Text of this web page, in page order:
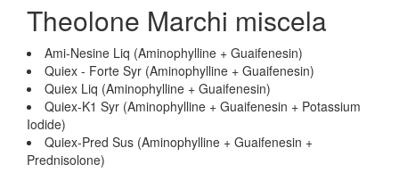
Theolone Marchi miscela
Ami-Nesine Liq (Aminophylline + Guaifenesin)
Quiex - Forte Syr (Aminophylline + Guaifenesin)
Quiex Liq (Aminophylline + Guaifenesin)
Quiex-K1 Syr (Aminophylline + Guaifenesin + Potassium
Iodide)
Quiex-Pred Sus (Aminophylline + Guaifenesin +
Prednisolone)